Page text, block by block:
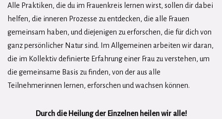
Alle Praktiken, die du im Frauenkreis lernen wirst, sollen dir dabei
helfen, die inneren Prozesse zu entdecken, die alle Frauen
gemeinsam haben, und diejenigen zu erforschen, die für dich von
ganz persönlicher Natur sind. Im Allgemeinen arbeiten wir daran,
die im Kollektiv definierte Erfahrung einer Frau zu verstehen, um
die gemeinsame Basis zu finden, von der aus alle
Teilnehmerinnen lernen, erforschen und wachsen können.
Durch die Heilung der Einzelnen heilen wir alle!